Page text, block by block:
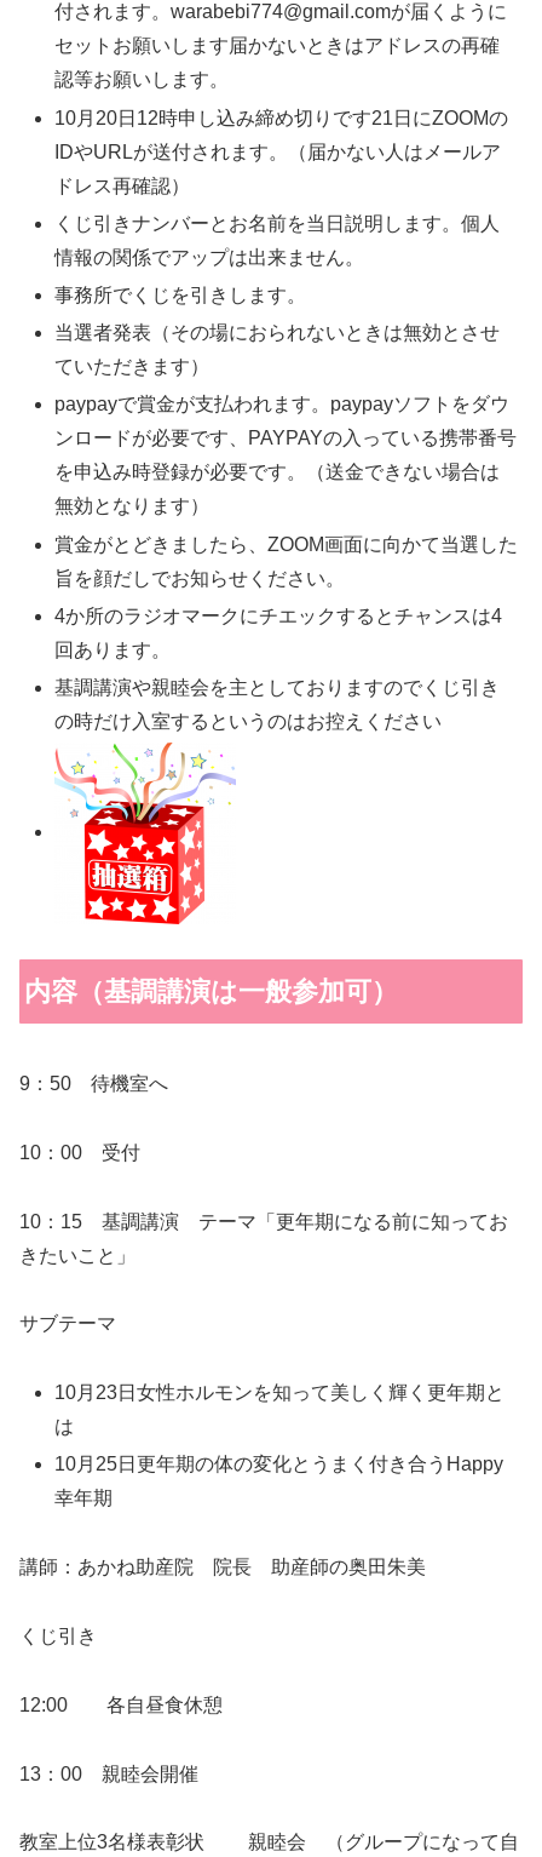
付されます。warabebi774@gmail.comが届くように
セットお願いします届かないときはアドレスの再確
認等お願いします。
10月20日12時申し込み締め切りです21日にZOOMの
IDやURLが送付されます。（届かない人はメールア
ドレス再確認）
くじ引きナンバーとお名前を当日説明します。個人
情報の関係でアップは出来ません。
事務所でくじを引きします。
当選者発表（その場におられないときは無効とさせ
ていただきます）
paypayで賞金が支払われます。paypayソフトをダウ
ンロードが必要です、PAYPAYの入っている携帯番号
を申込み時登録が必要です。（送金できない場合は
無効となります）
賞金がとどきましたら、ZOOM画面に向かて当選した
旨を顔だしでお知らせください。
4か所のラジオマークにチエックするとチャンスは4
回あります。
基調講演や親睦会を主としておりますのでくじ引き
の時だけ入室するというのはお控えください
内容（基調講演は一般参加可）
9：50 待機室へ
10：00 受付
10：15 基調講演 テーマ「更年期になる前に知ってお
きたいこと」
サブテーマ
10月23日女性ホルモンを知って美しく輝く更年期と
は
10月25日更年期の体の変化とうまく付き合うHappy
幸年期
講師：あかね助産院 院長 助産師の奥田朱美
くじ引き
12:00 各自昼食休憩
13：00 親睦会開催
教室上位3名様表彰状 親睦会 （グループになって自